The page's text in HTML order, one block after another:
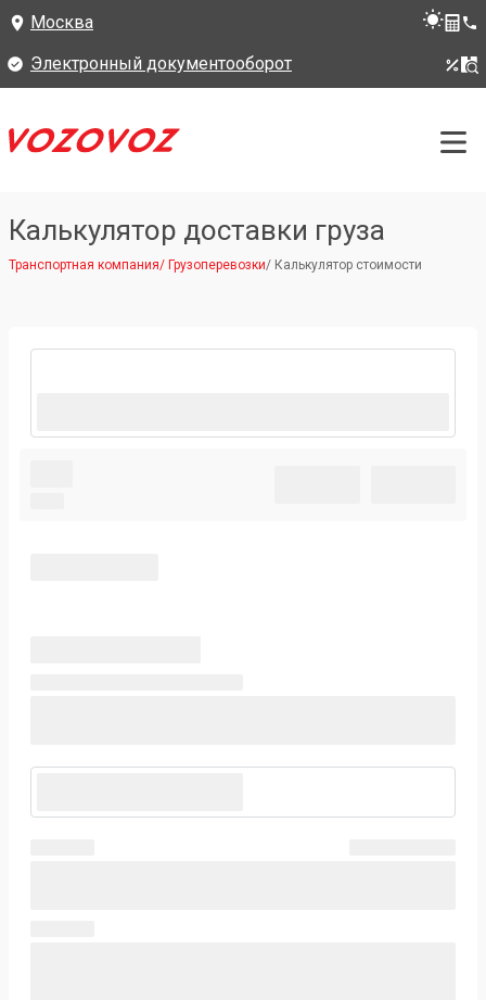
Москва
Электронный документооборот
Калькулятор доставки груза
Транспортная компания/ Грузоперевозки/ Калькулятор стоимости